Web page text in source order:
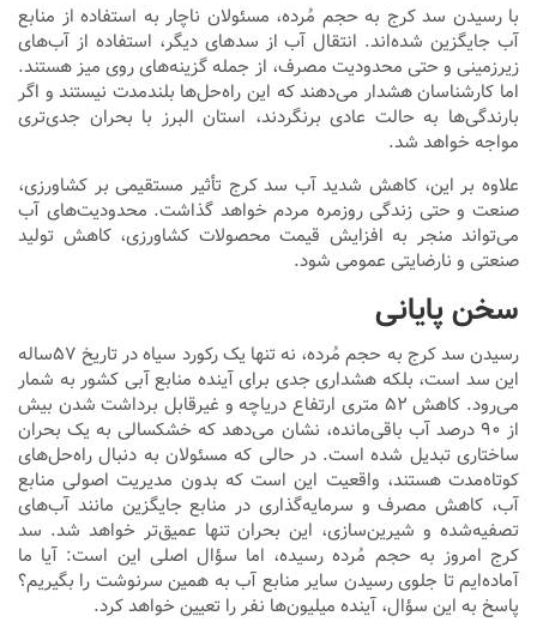
با رسیدن سد کرج به حجم مُرده، مسئولان ناچار به استفاده از منابع
آب جایگزین شده‌اند. انتقال آب از سدهای دیگر، استفاده از آب‌های
زیرزمینی و حتی محدودیت مصرف، از جمله گزینه‌های روی میز هستند.
اما کارشناسان هشدار می‌دهند که این راه‌حل‌ها بلندمدت نیستند و اگر
بارندگی‌ها به حالت عادی برنگردند، استان البرز با بحران جدی‌تری
مواجه خواهد شد.
علاوه بر این، کاهش شدید آب سد کرج تأثیر مستقیمی بر کشاورزی،
صنعت و حتی زندگی روزمره مردم خواهد گذاشت. محدودیت‌های آب
می‌تواند منجر به افزایش قیمت محصولات کشاورزی، کاهش تولید
صنعتی و نارضایتی عمومی شود.
سخن پایانی
رسیدن سد کرج به حجم مُرده، نه تنها یک رکورد سیاه در تاریخ ۵۷ساله
این سد است، بلکه هشداری جدی برای آینده منابع آبی کشور به شمار
می‌رود. کاهش ۵۲ متری ارتفاع دریاچه و غیرقابل برداشت شدن بیش
از ۹۰ درصد آب باقی‌مانده، نشان می‌دهد که خشکسالی به یک بحران
ساختاری تبدیل شده است. در حالی که مسئولان به دنبال راه‌حل‌های
کوتاه‌مدت هستند، واقعیت این است که بدون مدیریت اصولی منابع
آب، کاهش مصرف و سرمایه‌گذاری در منابع جایگزین مانند آب‌های
تصفیه‌شده و شیرین‌سازی، این بحران تنها عمیق‌تر خواهد شد. سد
کرج امروز به حجم مُرده رسیده، اما سؤال اصلی این است: آیا ما
آماده‌ایم تا جلوی رسیدن سایر منابع آب به همین سرنوشت را بگیریم؟
پاسخ به این سؤال، آینده میلیون‌ها نفر را تعیین خواهد کرد.